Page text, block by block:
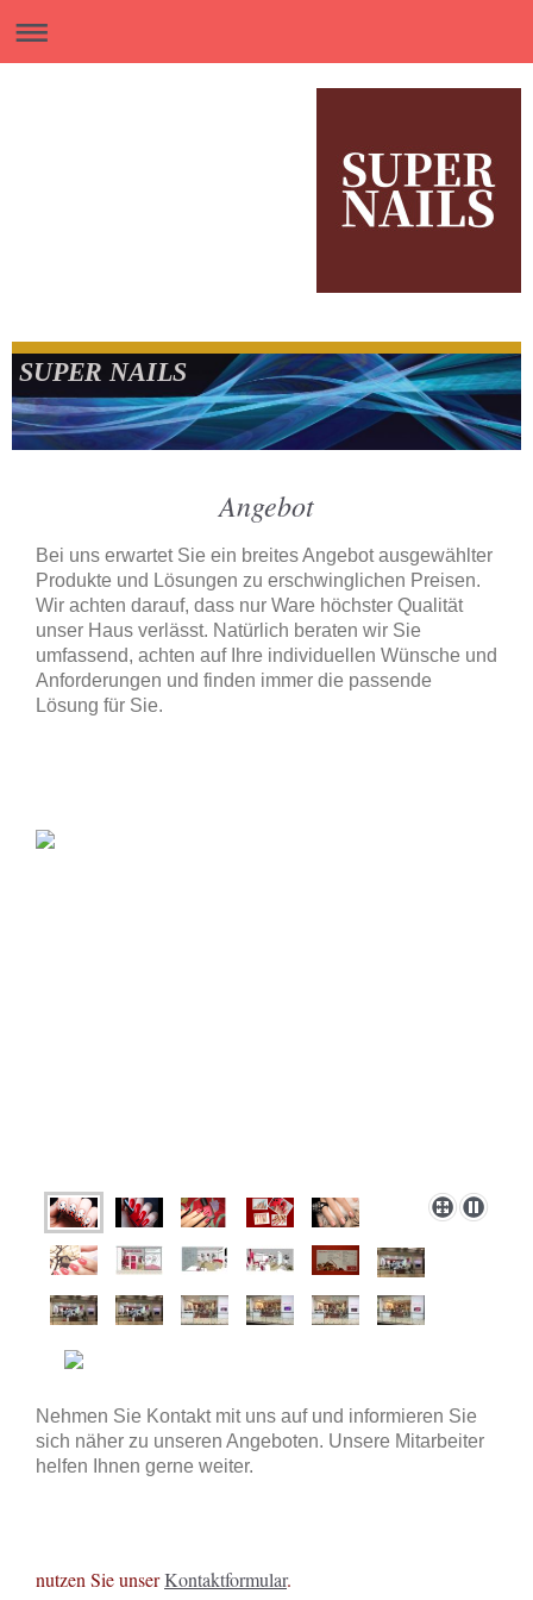
SUPER NAILS
Angebot
Bei uns erwartet Sie ein breites Angebot ausgewählter
Produkte und Lösungen zu erschwinglichen Preisen.
Wir achten darauf, dass nur Ware höchster Qualität
unser Haus verlässt. Natürlich beraten wir Sie
umfassend, achten auf Ihre individuellen Wünsche und
Anforderungen und finden immer die passende
Lösung für Sie.
Nehmen Sie Kontakt mit uns auf und informieren Sie
sich näher zu unseren Angeboten. Unsere Mitarbeiter
helfen Ihnen gerne weiter.
nutzen Sie unserKontaktformular.